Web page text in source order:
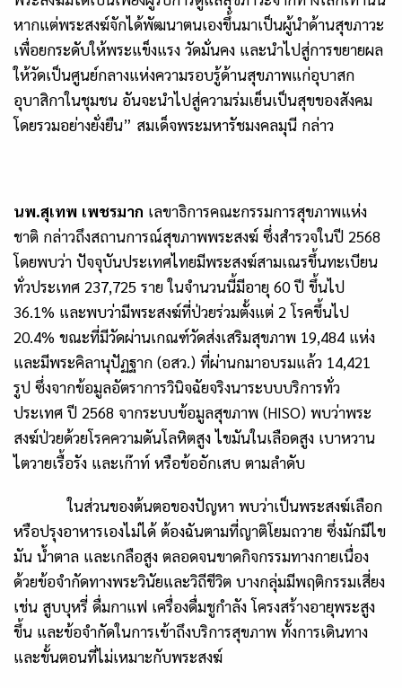
หากแต่พระสงฆ์จักได้พัฒนาตนเองขึ้นมาเป็นผู้นำด้านสุขภาวะ
เพื่อยกระดับให้พระแข็งแรง วัดมั่นคง และนำไปสู่การขยายผล
ให้วัดเป็นศูนย์กลางแห่งความรอบรู้ด้านสุขภาพแก่อุบาสก
อุบาสิกาในชุมชน อันจะนำไปสู่ความร่มเย็นเป็นสุขของสังคม
โดยรวมอย่างยั่งยืน” สมเด็จพระมหารัชมงคลมุนี กล่าว
นพ.สุเทพ เพชรมาก เลขาธิการคณะกรรมการสุขภาพแห่ง
ชาติ กล่าวถึงสถานการณ์สุขภาพพระสงฆ์ ซึ่งสำรวจในปี 2568
โดยพบว่า ปัจจุบันประเทศไทยมีพระสงฆ์สามเณรขึ้นทะเบียน
ทั่วประเทศ 237,725 ราย ในจำนวนนี้มีอายุ 60 ปี ขึ้นไป
36.1% และพบว่ามีพระสงฆ์ที่ป่วยร่วมตั้งแต่ 2 โรคขึ้นไป
20.4% ขณะที่มีวัดผ่านเกณฑ์วัดส่งเสริมสุขภาพ 19,484 แห่ง
และมีพระคิลานุปัฏฐาก (อสว.) ที่ผ่านกมาอบรมแล้ว 14,421
รูป ซึ่งจากข้อมูลอัตราการวินิจฉัยจริงนาระบบบริการทั่ว
ประเทศ ปี 2568 จากระบบข้อมูลสุขภาพ (HISO) พบว่าพระ
สงฆ์ป่วยด้วยโรคความดันโลหิตสูง ไขมันในเลือดสูง เบาหวาน
ไตวายเรื้อรัง และเก๊าท์ หรือข้ออักเสบ ตามลำดับ
ในส่วนของต้นตอของปัญหา พบว่าเป็นพระสงฆ์เลือก
หรือปรุงอาหารเองไม่ได้ ต้องฉันตามที่ญาติโยมถวาย ซึ่งมักมีไข
มัน น้ำตาล และเกลือสูง ตลอดจนขาดกิจกรรมทางกายเนื่อง
ด้วยข้อจำกัดทางพระวินัยและวิถีชีวิต บางกลุ่มมีพฤติกรรมเสี่ยง
เช่น สูบบุหรี่ ดื่มกาแฟ เครื่องดื่มชูกำลัง โครงสร้างอายุพระสูง
ขึ้น และข้อจำกัดในการเข้าถึงบริการสุขภาพ ทั้งการเดินทาง
และขั้นตอนที่ไม่เหมาะกับพระสงฆ์